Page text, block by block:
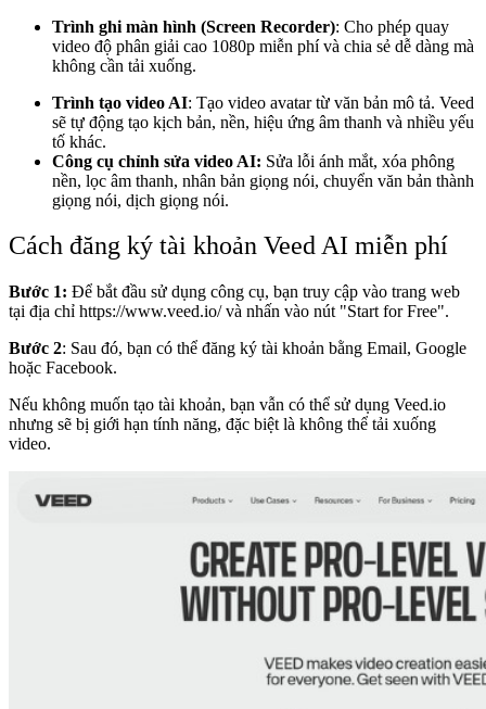
Trình ghi màn hình (Screen Recorder): Cho phép quay
video độ phân giải cao 1080p miễn phí và chia sẻ dễ dàng mà
không cần tải xuống.
Trình tạo video AI: Tạo video avatar từ văn bản mô tả. Veed
sẽ tự động tạo kịch bản, nền, hiệu ứng âm thanh và nhiều yếu
tố khác.
Công cụ chỉnh sửa video AI: Sửa lỗi ánh mắt, xóa phông
nền, lọc âm thanh, nhân bản giọng nói, chuyển văn bản thành
giọng nói, dịch giọng nói.
Cách đăng ký tài khoản Veed AI miễn phí
Bước 1: Để bắt đầu sử dụng công cụ, bạn truy cập vào trang web
tại địa chỉ https://www.veed.io/và nhấn vào nút "Start for Free".
Bước 2: Sau đó, bạn có thể đăng ký tài khoản bằng Email, Google
hoặc Facebook.
Nếu không muốn tạo tài khoản, bạn vẫn có thể sử dụng Veed.io
nhưng sẽ bị giới hạn tính năng, đặc biệt là không thể tải xuống
video.